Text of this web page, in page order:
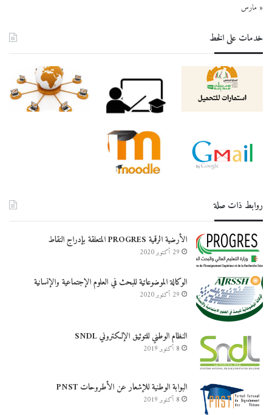
ادارة-الابداع-والابتكار-الدورة-الاستدراكية
دراسة-السوق-الدورة-الاستدراكية_
-منهجية-البحث-العلمي-دورة-استدراكية
لدورة-الاستدراكية-مقياس-إدارة-أنظمة-المعلومات.
« مارس
خدمات على الخط
روابط ذات صلة
الأرضية الرقمية PROGRES المتعلقة بإدراج النقاط
29 أكتوبر 2020
الوكالة الموضوعاتية للبحث في العلوم الإجتماعية والإنسانية
29 أكتوبر 2020
النظام الوطني للتوثيق الإلكتروني SNDL
8 أكتوبر 2019
البوابة الوطنية للإشعار عن الأطروحات PNST
8 أكتوبر 2019